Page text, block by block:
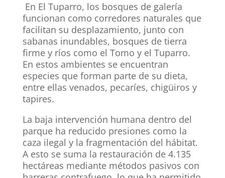
En El Tuparro, los bosques de galería
funcionan como corredores naturales que
facilitan su desplazamiento, junto con
sabanas inundables, bosques de tierra
firme y ríos como el Tomo y el Tuparro.
En estos ambientes se encuentran
especies que forman parte de su dieta,
entre ellas venados, pecaríes, chigüiros y
tapires.
La baja intervención humana dentro del
parque ha reducido presiones como la
caza ilegal y la fragmentación del hábitat.
A esto se suma la restauración de 4.135
hectáreas mediante métodos pasivos con